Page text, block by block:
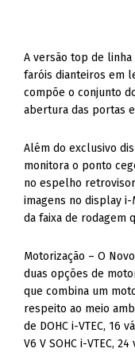
A versão top de
faróis dianteiros em
compõe o conjunto
abertura das portas
Além do exclusivo
monitora o ponto
no espelho
imagens no display
da faixa de rodagem
Motorização – O
duas opções de
que combina um
respeito ao meio
de DOHC i-VTEC, 16
V6 V SOHC i-VTEC,